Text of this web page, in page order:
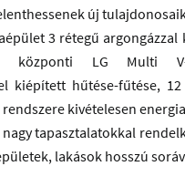
új
3 rétegű
központi LG Multi
kiépített hűtése-fűtése,
kivételesen
tapasztalatokkal
lakások hosszú